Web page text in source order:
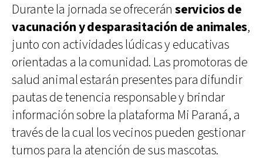
Durante la jornada se ofrecerán servicios de
vacunación y desparasitación de animales,
junto con actividades lúdicas y educativas
orientadas a la comunidad. Las promotoras de
salud animal estarán presentes para difundir
pautas de tenencia responsable y brindar
información sobre la plataforma Mi Paraná, a
través de la cual los vecinos pueden gestionar
turnos para la atención de sus mascotas.